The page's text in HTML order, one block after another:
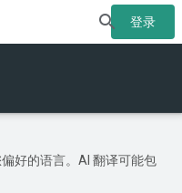
登录
好的语言。AI 翻译可能包